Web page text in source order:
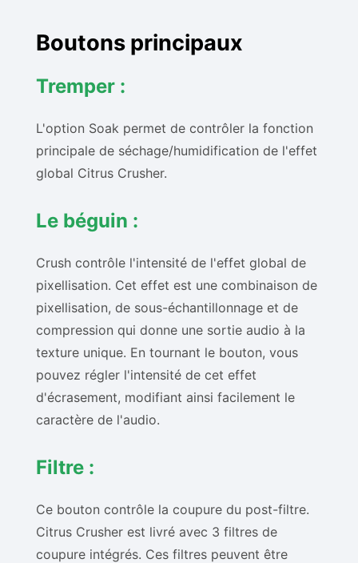
Boutons principaux
Tremper :
L'option Soak permet de contrôler la fonction
principale de séchage/humidification de l'effet
global Citrus Crusher.
Le béguin :
Crush contrôle l'intensité de l'effet global de
pixellisation. Cet effet est une combinaison de
pixellisation, de sous-échantillonnage et de
compression qui donne une sortie audio à la
texture unique. En tournant le bouton, vous
pouvez régler l'intensité de cet effet
d'écrasement, modifiant ainsi facilement le
caractère de l'audio.
Filtre :
Ce bouton contrôle la coupure du post-filtre.
Citrus Crusher est livré avec 3 filtres de
coupure intégrés. Ces filtres peuvent être